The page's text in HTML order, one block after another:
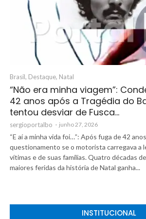
Brasil, Destaque, Natal
“Não era minha viagem”:
42 anos após a Tragédia do
tentou desviar de Fusca…
sergioportalbo - junho 27, 2026
“E aí a minha vida foi…”: Após fuga de 42
questionamento se o motorista carregava a
vítimas e de suas famílias. Quatro décadas
maiores feridas da história de Natal ganha...
INSTITUCIONAL